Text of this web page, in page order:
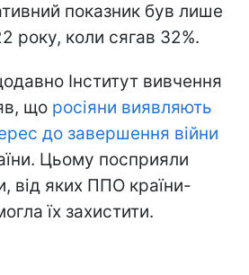
показник був лише
року, коли сягав 32%.
Інститут вивчення
що росіяни виявляють
до завершення війни
Цьому посприяли
від яких ППО країни-
їх захистити.